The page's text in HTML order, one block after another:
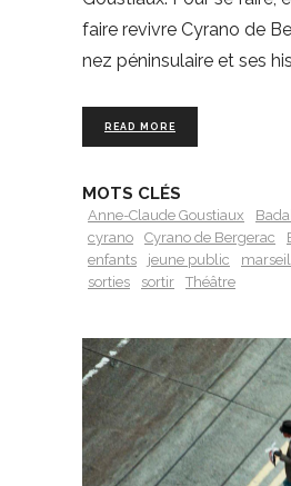
faire revivre Cyrano de
nez péninsulaire et ses
READ MORE
MOTS CLÉS
Anne-Claude Goustiaux
cyrano
Cyrano de Bergerac
enfants
jeune public
sorties
sortir Théâtre